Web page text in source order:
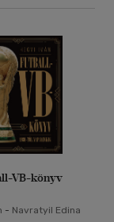
VB-könyv
- Navratyil Edina